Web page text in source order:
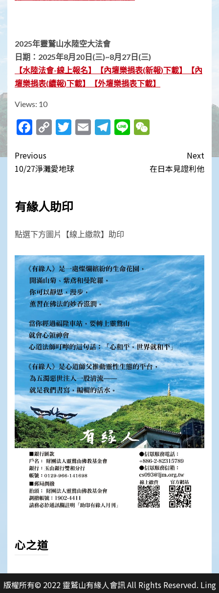
2025年靈鷲山水陸空大法會
日期： 2025年8月 20 日 (三)~8月 27 日 (三)
【水陸法會-線上報名】
【內壇樂捐表(新報)下載】
【內
壇樂捐表(續報)下載】
【外壇樂捐表下載】
Views: 10
Facebook
CopyTwitter
EmailTelegram
Line
Post
navigation
Previous
10/27淨灘愛地球
Next
在日本見證利他
有緣人助印
點選下方圖片【線上繳款】助印
心之道
版權所有© 2022 靈鷲山有緣人會訊 All Rights Reserved. Ling